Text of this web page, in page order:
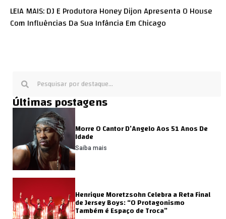
LEIA MAIS: DJ E Produtora Honey Dijon Apresenta O House
Com Influências Da Sua Infância Em Chicago
Últimas postagens
Morre O Cantor D’Angelo Aos 51 Anos De
Idade
Saiba mais
Henrique Moretzsohn Celebra a Reta Final
de Jersey Boys: “O Protagonismo
Também é Espaço de Troca”